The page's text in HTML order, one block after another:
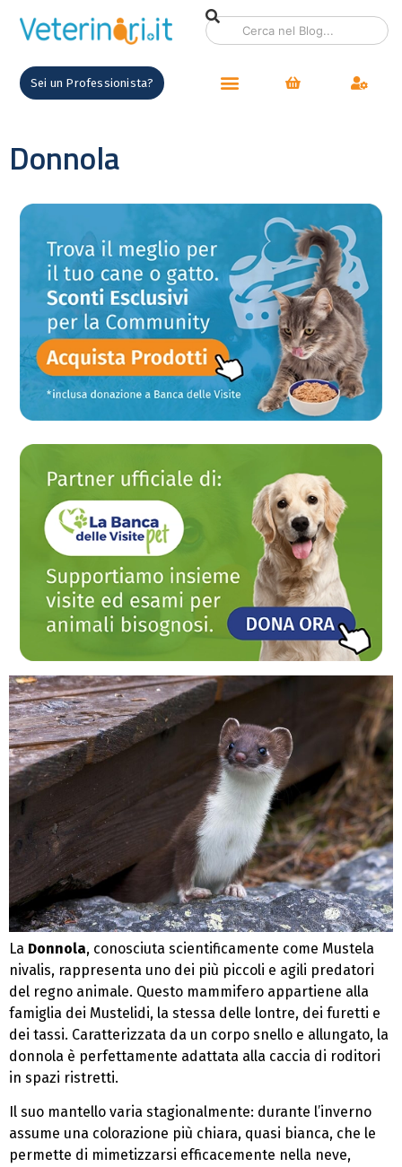
Sei un Professionista?
Donnola
La Donnola, conosciuta scientificamente come Mustela
nivalis, rappresenta uno dei più piccoli e agili predatori
del regno animale. Questo mammifero appartiene alla
famiglia dei Mustelidi, la stessa delle lontre, dei furetti e
dei tassi. Caratterizzata da un corpo snello e allungato, la
donnola è perfettamente adattata alla caccia di roditori
in spazi ristretti.
Il suo mantello varia stagionalmente: durante l’inverno
assume una colorazione più chiara, quasi bianca, che le
permette di mimetizzarsi efficacemente nella neve,